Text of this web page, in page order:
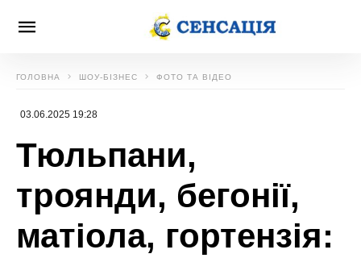
ГОЛОВНА ШОУ-БІЗНЕС ФОТО ТА ВІДЕО
03.06.2025 19:28
Тюльпани,
троянди, бегонії,
матіола, гортензія: